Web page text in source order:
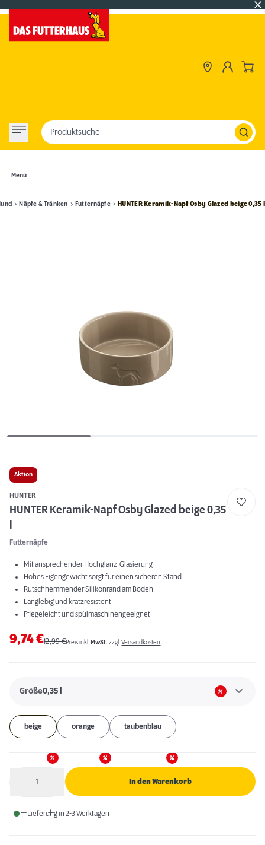
Menü
Produktsuche
Näpfe & Tränken Futternäpfe HUNTER Keramik-Napf Osby Glazed beige 0,35 l
Aktion
HUNTER
HUNTER Keramik-Napf Osby Glazed beige 0,35
l
Futternäpfe
Mit ansprechender Hochglanz-Glasierung
Hohes Eigengewicht sorgt für einen sicheren Stand
Rutschhemmender Silikonrand am Boden
Langlebig und kratzresistent
Pflegeleicht und spülmaschinengeeignet
9,74€12,99€Preis inkl. MwSt. zzgl.Versandkosten
Größe0,35 l
beige orange taubenblau
1 In den Warenkorb
Lieferung in 2-3 Werktagen